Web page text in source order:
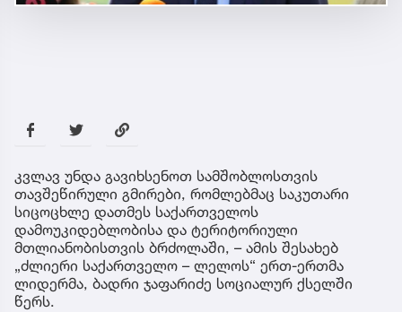
კვლავ უნდა გავიხსენოთ სამშობლოსთვის
თავშეწირული გმირები, რომლებმაც საკუთარი
სიცოცხლე დათმეს საქართველოს
დამოუკიდებლობისა და ტერიტორიული
მთლიანობისთვის ბრძოლაში, – ამის შესახებ
„ძლიერი საქართველო – ლელოს“ ერთ-ერთმა
ლიდერმა, ბადრი ჯაფარიძე სოციალურ ქსელში
წერს.